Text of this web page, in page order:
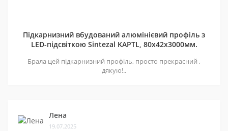
Підкарнизний вбудований алюмінієвий профіль з
LED-підсвіткою Sintezal KAPTL, 80х42x3000мм.
Брала цей підкарнизний профіль, просто прекрасний ,
дякую!..
Лена
19.07.2025